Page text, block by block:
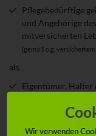
Pflegebedürftige
und Angehörige
mitversicherten
(gemäß o.g.
als
Eigentümer, Halter
Fahrer fremder
Fahrgast,
Wir verwenden